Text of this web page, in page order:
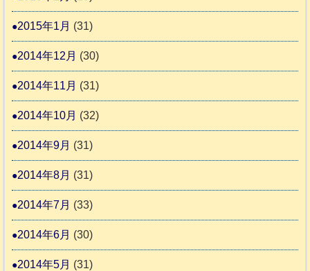
2015年1月 (31)
2014年12月 (30)
2014年11月 (31)
2014年10月 (32)
2014年9月 (31)
2014年8月 (31)
2014年7月 (33)
2014年6月 (30)
2014年5月 (31)